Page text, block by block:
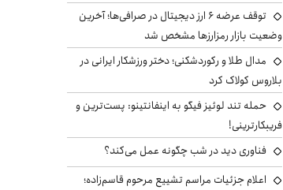
توقف عرضه ۶ ارز دیجیتال در صرافی‌ها؛ آخرین
وضعیت بازار رمزارزها مشخص شد
مدال طلا و رکوردشکنی؛ دختر ورزشکار ایرانی در
بلاروس کولاک کرد
حمله تند لوئیز فیگو به اینفانتینو: پست‌ترین و
فریبکارترینی!
فناوری دید در شب چگونه عمل می‌کند؟
اعلام جزئیات مراسم تشییع مرحوم قاسم‌زاده؛